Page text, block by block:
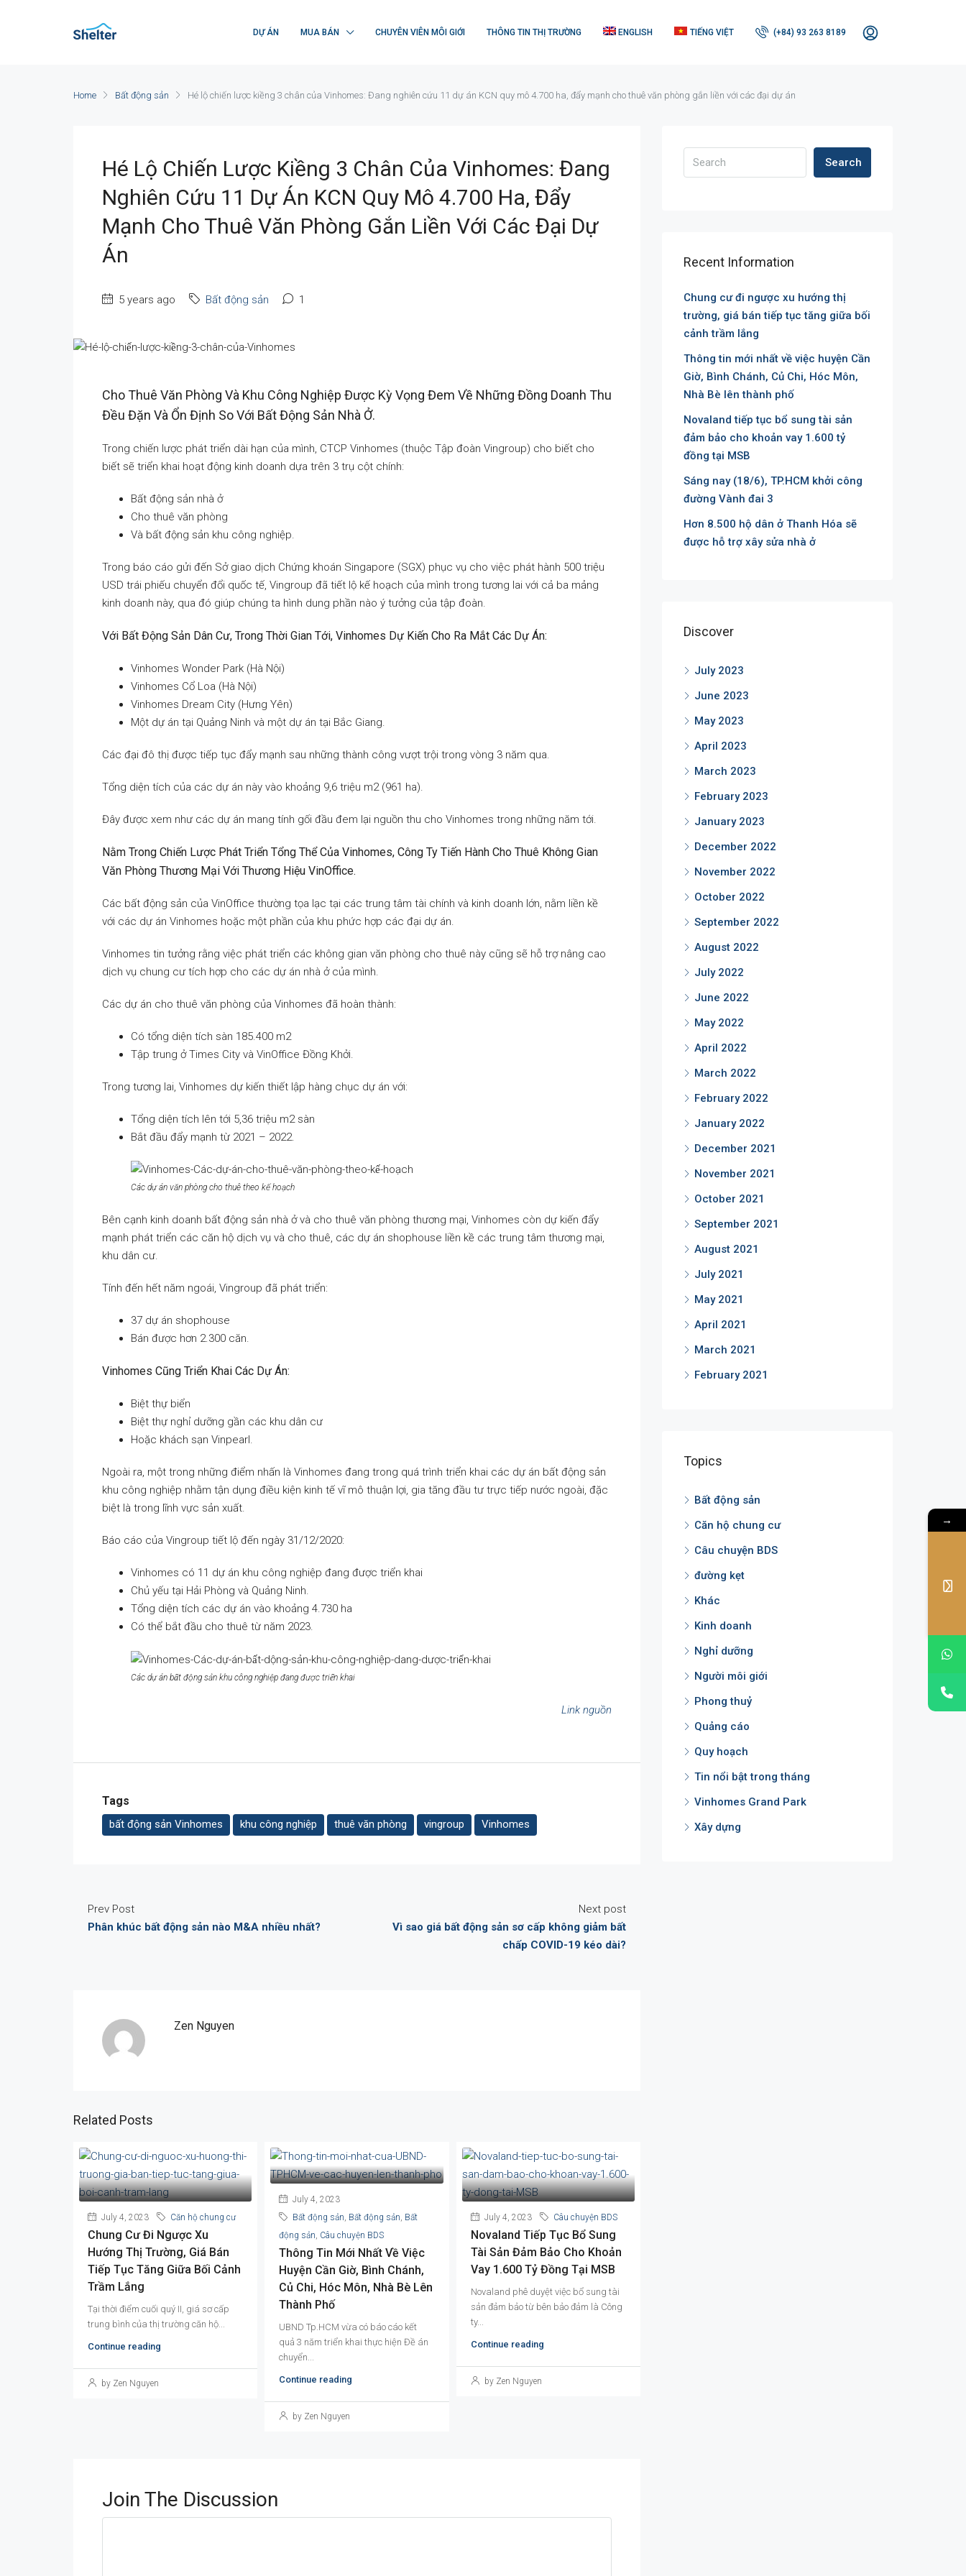
DỰ ÁN MUA BÁN CHUYÊN VIÊN MÔI GIỚI THÔNG TIN THỊ TRƯỜNG ENGLISH TIẾNG VIỆT (+84) 93 263 8189
Home Bất động sản Hé lộ chiến lược kiềng 3 chân của Vinhomes: Đang nghiên cứu 11 dự án KCN quy mô 4.700 ha, đẩy mạnh cho thuê văn phòng gắn liền với các đại dự án
Hé Lộ Chiến Lược Kiềng 3 Chân Của Vinhomes: Đang
Nghiên Cứu 11 Dự Án KCN Quy Mô 4.700 Ha, Đẩy
Mạnh Cho Thuê Văn Phòng Gắn Liền Với Các Đại Dự
Án
5 years ago Bất động sản 1
Cho Thuê Văn Phòng Và Khu Công Nghiệp Được Kỳ Vọng Đem Về Những Đồng Doanh Thu
Đều Đặn Và Ổn Định So Với Bất Động Sản Nhà Ở.
Trong chiến lược phát triển dài hạn của mình, CTCP Vinhomes (thuộc Tập đoàn Vingroup) cho biết cho
biết sẽ triển khai hoạt động kinh doanh dựa trên 3 trụ cột chính:
Bất động sản nhà ở
Cho thuê văn phòng
Và bất động sản khu công nghiệp.
Trong báo cáo gửi đến Sở giao dịch Chứng khoán Singapore (SGX) phục vụ cho việc phát hành 500 triệu
USD trái phiếu chuyển đổi quốc tế, Vingroup đã tiết lộ kế hoạch của mình trong tương lai với cả ba mảng
kinh doanh này, qua đó giúp chúng ta hình dung phần nào ý tưởng của tập đoàn.
Với Bất Động Sản Dân Cư, Trong Thời Gian Tới, Vinhomes Dự Kiến Cho Ra Mắt Các Dự Án:
Vinhomes Wonder Park (Hà Nội)
Vinhomes Cổ Loa (Hà Nội)
Vinhomes Dream City (Hưng Yên)
Một dự án tại Quảng Ninh và một dự án tại Bắc Giang.
Các đại đô thị được tiếp tục đẩy mạnh sau những thành công vượt trội trong vòng 3 năm qua.
Tổng diện tích của các dự án này vào khoảng 9,6 triệu m2 (961 ha).
Đây được xem như các dự án mang tính gối đầu đem lại nguồn thu cho Vinhomes trong những năm tới.
Nằm Trong Chiến Lược Phát Triển Tổng Thể Của Vinhomes, Công Ty Tiến Hành Cho Thuê Không Gian
Văn Phòng Thương Mại Với Thương Hiệu VinOffice.
Các bất động sản của VinOffice thường tọa lạc tại các trung tâm tài chính và kinh doanh lớn, nằm liền kề
với các dự án Vinhomes hoặc một phần của khu phức hợp các đại dự án.
Vinhomes tin tưởng rằng việc phát triển các không gian văn phòng cho thuê này cũng sẽ hỗ trợ nâng cao
dịch vụ chung cư tích hợp cho các dự án nhà ở của mình.
Các dự án cho thuê văn phòng của Vinhomes đã hoàn thành:
Có tổng diện tích sàn 185.400 m2
Tập trung ở Times City và VinOffice Đồng Khởi.
Trong tương lai, Vinhomes dự kiến thiết lập hàng chục dự án với:
Tổng diện tích lên tới 5,36 triệu m2 sàn
Bắt đầu đẩy mạnh từ 2021 – 2022.
Các dự án văn phòng cho thuê theo kế hoạch
Bên cạnh kinh doanh bất động sản nhà ở và cho thuê văn phòng thương mại, Vinhomes còn dự kiến đẩy
mạnh phát triển các căn hộ dịch vụ và cho thuê, các dự án shophouse liền kề các trung tâm thương mại,
khu dân cư.
Tính đến hết năm ngoái, Vingroup đã phát triển:
37 dự án shophouse
Bán được hơn 2.300 căn.
Vinhomes Cũng Triển Khai Các Dự Án:
Biệt thự biển
Biệt thự nghỉ dưỡng gần các khu dân cư
Hoặc khách sạn Vinpearl.
Ngoài ra, một trong những điểm nhấn là Vinhomes đang trong quá trình triển khai các dự án bất động sản
khu công nghiệp nhằm tận dụng điều kiện kinh tế vĩ mô thuận lợi, gia tăng đầu tư trực tiếp nước ngoài, đặc
biệt là trong lĩnh vực sản xuất.
Báo cáo của Vingroup tiết lộ đến ngày 31/12/2020:
Vinhomes có 11 dự án khu công nghiệp đang được triển khai
Chủ yếu tại Hải Phòng và Quảng Ninh.
Tổng diện tích các dự án vào khoảng 4.730 ha
Có thể bắt đầu cho thuê từ năm 2023.
Các dự án bất động sản khu công nghiệp đang được triển khai
Link nguồn
Tags
bất động sản Vinhomes khu công nghiệp thuê văn phòng vingroup Vinhomes
Prev Post
Phân khúc bất động sản nào M&A nhiều nhất?
Next post
Vì sao giá bất động sản sơ cấp không giảm bất
chấp COVID-19 kéo dài?
Zen Nguyen
Related Posts
July 4, 2023 Căn hộ chung cư
Chung Cư Đi Ngược Xu
Hướng Thị Trường, Giá Bán
Tiếp Tục Tăng Giữa Bối Cảnh
Trầm Lắng
Tại thời điểm cuối quý II, giá sơ cấp
trung bình của thị trường căn hộ...
Continue reading
by Zen Nguyen
July 4, 2023
Bất động sản Bất động sản Bất
động sản Câu chuyện BDS
Thông Tin Mới Nhất Về Việc
Huyện Cần Giờ, Bình Chánh,
Củ Chi, Hóc Môn, Nhà Bè Lên
Thành Phố
UBND Tp.HCM vừa có báo cáo kết
quả 3 năm triển khai thực hiện Đề án
chuyển...
Continue reading
by Zen Nguyen
July 4, 2023 Câu chuyện BDS
Novaland Tiếp Tục Bổ Sung
Tài Sản Đảm Bảo Cho Khoản
Vay 1.600 Tỷ Đồng Tại MSB
Novaland phê duyệt việc bổ sung tài
sản đảm bảo từ bên bảo đảm là Công
ty...
Continue reading
by Zen Nguyen
Join The Discussion
Search
Recent Information
Chung cư đi ngược xu hướng thị
trường, giá bán tiếp tục tăng giữa bối
cảnh trầm lắng
Thông tin mới nhất về việc huyện Cần
Giờ, Bình Chánh, Củ Chi, Hóc Môn,
Nhà Bè lên thành phố
Novaland tiếp tục bổ sung tài sản
đảm bảo cho khoản vay 1.600 tỷ
đồng tại MSB
Sáng nay (18/6), TP.HCM khởi công
đường Vành đai 3
Hơn 8.500 hộ dân ở Thanh Hóa sẽ
được hỗ trợ xây sửa nhà ở
Discover
July 2023
June 2023
May 2023
April 2023
March 2023
February 2023
January 2023
December 2022
November 2022
October 2022
September 2022
August 2022
July 2022
June 2022
May 2022
April 2022
March 2022
February 2022
January 2022
December 2021
November 2021
October 2021
September 2021
August 2021
July 2021
May 2021
April 2021
March 2021
February 2021
Topics
Bất động sản
Căn hộ chung cư
Câu chuyện BDS
đường kẹt
Khác
Kinh doanh
Nghỉ dưỡng
Người môi giới
Phong thuỷ
Quảng cáo
Quy hoạch
Tin nổi bật trong tháng
Vinhomes Grand Park
Xây dựng
→